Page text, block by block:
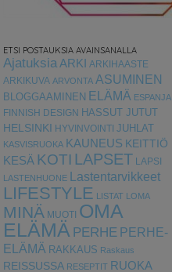
ETSI POSTAUKSIA AVAINSANALLA
AjatuksiaARKI ARKIHAASTE
ARKIKUVA ARVONTA ASUMINEN
BLOGGAAMINEN ELÄMÄ ESPANJA
FINNISH DESIGN HASSUT JUTUT
HELSINKI
HYVINVOINTI JUHLAT
KASVISRUOKA KAUNEUS KEITTIÖ
KESÄ KOTI LAPSET LAPSI
LASTENHUONE Lastentarvikkeet
LIFESTYLE LISTAT LOMA
MINÄ MUOTI OMA
ELÄMÄ PERHE PERHE-
ELÄMÄ RAKKAUS Raskaus
REISSUSSA RESEPTIT RUOKA